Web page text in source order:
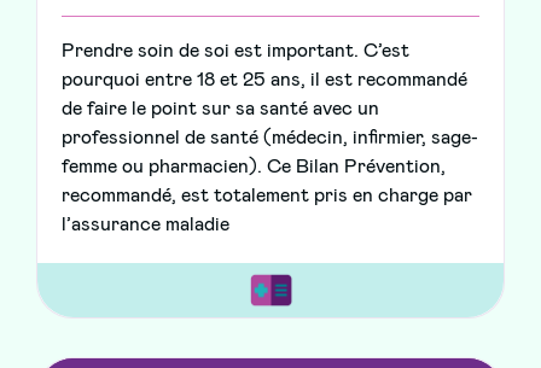
Prendre soin de soi est important. C’est
pourquoi entre 18 et 25 ans, il est recommandé
de faire le point sur sa santé avec un
professionnel de santé (médecin, infirmier, sage-
femme ou pharmacien). Ce Bilan Prévention,
recommandé, est totalement pris en charge par
l’assurance maladie